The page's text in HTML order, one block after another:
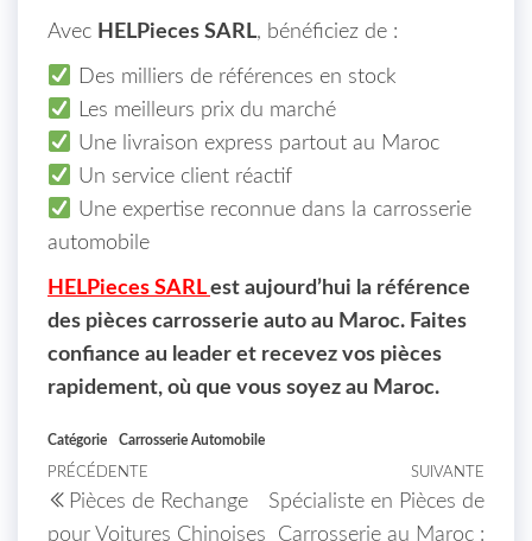
Avec HELPieces SARL, bénéficiez de :
Des milliers de références en stock
Les meilleurs prix du marché
Une livraison express partout au Maroc
Un service client réactif
Une expertise reconnue dans la carrosserie
automobile
HELPieces SARLest aujourd’hui la référence
des pièces carrosserie auto au Maroc. Faites
confiance au leader et recevez vos pièces
rapidement, où que vous soyez au Maroc.
Catégorie Carrosserie Automobile
Navigation de l’article
Article précédent
PRÉCÉDENTE
Pièces de Rechange
pour Voitures Chinoises
SUIVANTE
Spécialiste en Pièces de
Carrosserie au Maroc :